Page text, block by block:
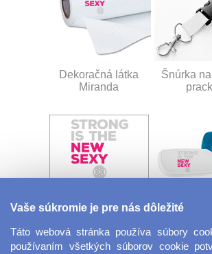
Dekoračná látka
Miranda
Šnúrka
fotografie
Vaše súkromie je pre nás dôležité
Táto webová stránka používa súbory
používaním všetkých súborov cookie